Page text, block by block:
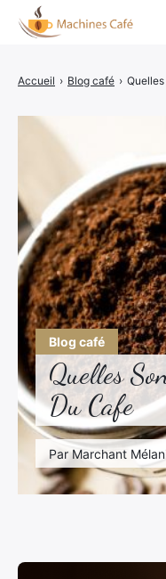
Blog café
Quelles
Du Cafe
Par Marchant
Accueil › Blog café ›
Senseo
Dolce Gusto
Expresso portable
Cafetière Italienne
Détartrage cafetière
Blog café